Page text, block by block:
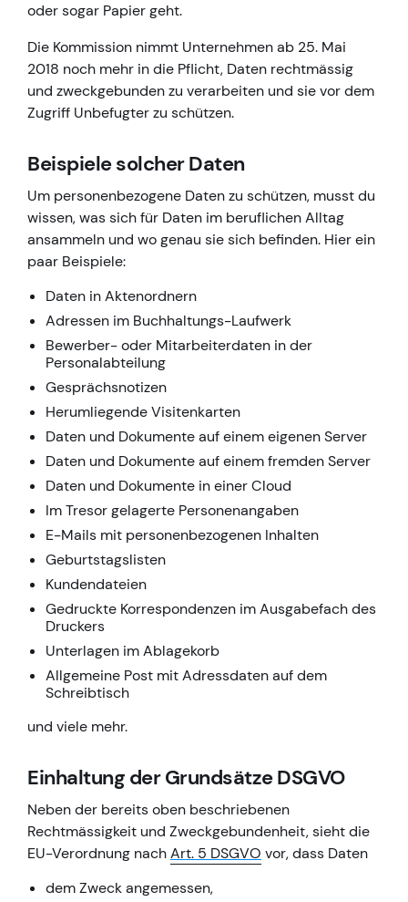
oder sogar Papier geht.
Die Kommission nimmt Unternehmen ab 25. Mai
2018 noch mehr in die Pflicht, Daten rechtmässig
und zweckgebunden zu verarbeiten und sie vor dem
Zugriff Unbefugter zu schützen.
Beispiele solcher Daten
Um personenbezogene Daten zu schützen, musst du
wissen, was sich für Daten im beruflichen Alltag
ansammeln und wo genau sie sich befinden. Hier ein
paar Beispiele:
Daten in Aktenordnern
Adressen im Buchhaltungs-Laufwerk
Bewerber- oder Mitarbeiterdaten in der
Personalabteilung
Gesprächsnotizen
Herumliegende Visitenkarten
Daten und Dokumente auf einem eigenen Server
Daten und Dokumente auf einem fremden Server
Daten und Dokumente in einer Cloud
Im Tresor gelagerte Personenangaben
E-Mails mit personenbezogenen Inhalten
Geburtstagslisten
Kundendateien
Gedruckte Korrespondenzen im Ausgabefach des
Druckers
Unterlagen im Ablagekorb
Allgemeine Post mit Adressdaten auf dem
Schreibtisch
und viele mehr.
Einhaltung der Grundsätze DSGVO
Neben der bereits oben beschriebenen
Rechtmässigkeit und Zweckgebundenheit, sieht die
EU-Verordnung nachArt. 5 DSGVO vor, dass Daten
dem Zweck angemessen,